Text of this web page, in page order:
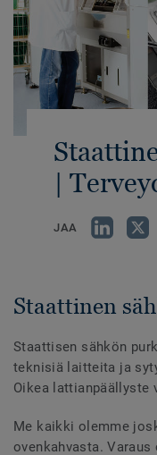
|
JAA
Staattinen
Staattisen sähkön
teknisiä laitteita ja
Oikea lattianpäällyste
Me kaikki olemme
ovenkahvasta.